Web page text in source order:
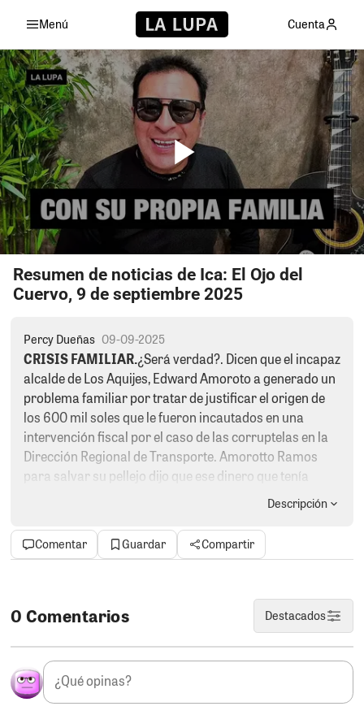
Menú Cuenta
Resumen de noticias de Ica: El Ojo del
Cuervo, 9 de septiembre 2025
Percy Dueñas 09-09-2025
CRISIS FAMILIAR.¿Será verdad?. Dicen que el incapaz
alcalde de Los Aquijes, Edward Amoroto a generado un
problema familiar por tratar de justificar el origen de
los 600 mil soles que le fueron incautados en una
intervención fiscal por el caso de las corruptelas en la
Dirección Regional de Transporte. Amorotto Ramos
para salvar su pellejo dijo que ese dinero que tenía
encaletado era de su hermana quien lo obtuvo según
contó por la venta de un terreno. Resulta que eso es una
gran mentira. Su familiar no le dio a guardar nada y la
está metiendo en un grave problema con la justicia más
pensar que el dinero es de esta autoridad.
EL SINDICATO.Los alcaldes tienen la responsabilidad
de cumplir con los pactos colectivos de los
trabajadores municipales, pero también estos últimos
deben honrar sus obligaciones hacia el municipio. Esto
Descripción
Comentar Guardar Compartir
0 Comentarios Destacados